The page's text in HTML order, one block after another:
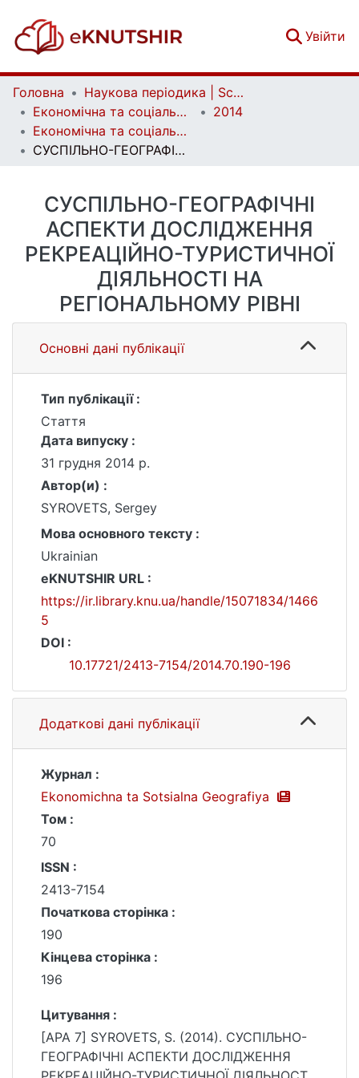
Увійти
Головна
Наукова періодика | Scientific periodicals
Економічна та соціальна географія | Ekonomichna ta Sotsialna Geografiya
2014
Економічна та соціальна географія. Випуск 70
СУСПІЛЬНО-ГЕОГРАФІЧНІ АСПЕКТИ ДОСЛІДЖЕННЯ РЕКРЕАЦІЙНО-ТУРИСТИЧНОЇ ДІЯЛЬНОСТІ НА РЕГІОНАЛЬНОМУ РІВНІ
СУСПІЛЬНО-ГЕОГРАФІЧНІ
АСПЕКТИ ДОСЛІДЖЕННЯ
РЕКРЕАЦІЙНО-ТУРИСТИЧНОЇ
ДІЯЛЬНОСТІ НА
РЕГІОНАЛЬНОМУ РІВНІ
Основні дані публікації
Тип публікації :
Стаття
Дата випуску :
31 грудня 2014 р.
Автор(и) :
SYROVETS, Sergey
Мова основного тексту :
Ukrainian
eKNUTSHIR URL :
https://ir.library.knu.ua/handle/15071834/1466
5
DOI :
10.17721/2413-7154/2014.70.190-196
Додаткові дані публікації
Журнал :
Ekonomichna ta Sotsialna Geografiya
Том :
70
ISSN :
2413-7154
Початкова сторінка :
190
Кінцева сторінка :
196
Цитування :
[APA 7] SYROVETS, S. (2014). СУСПІЛЬНО-
ГЕОГРАФІЧНІ АСПЕКТИ ДОСЛІДЖЕННЯ